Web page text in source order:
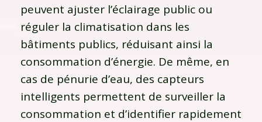
peuvent ajuster l’éclairage public ou
réguler la climatisation dans les
bâtiments publics, réduisant ainsi la
consommation d’énergie. De même, en
cas de pénurie d’eau, des capteurs
intelligents permettent de surveiller la
consommation et d’identifier rapidement